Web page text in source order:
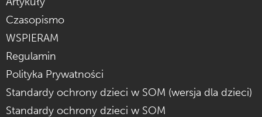
Czasopismo
WSPIERAM
Regulamin
Polityka Prywatności
Standardy ochrony dzieci w SOM (wersja dla dzieci)
Standardy ochrony dzieci w SOM